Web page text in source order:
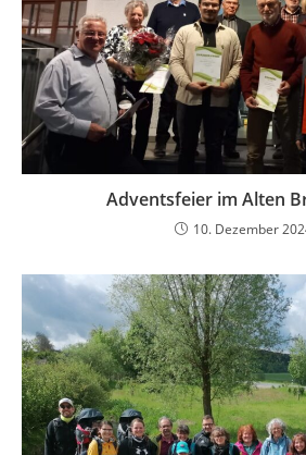
Adventsfeier im Alten
10. Dezember